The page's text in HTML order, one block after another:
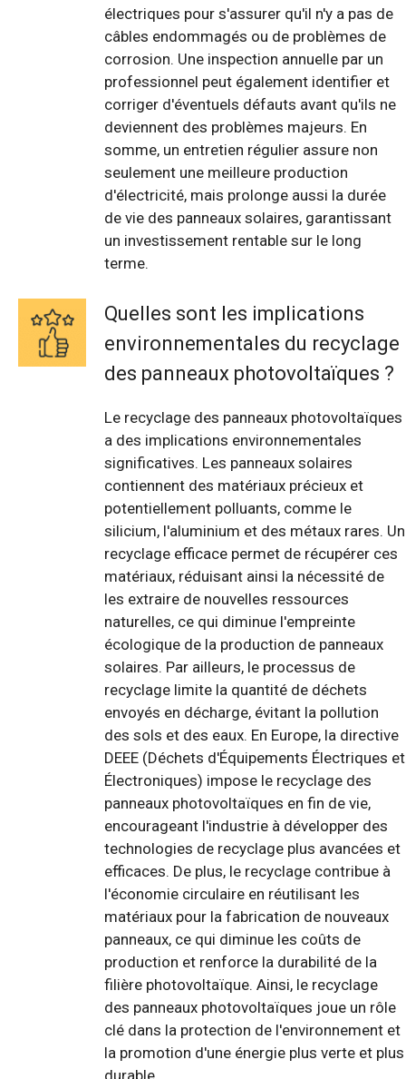
électriques pour s'assurer qu'il n'y a pas de
câbles endommagés ou de problèmes de
corrosion. Une inspection annuelle par un
professionnel peut également identifier et
corriger d'éventuels défauts avant qu'ils ne
deviennent des problèmes majeurs. En
somme, un entretien régulier assure non
seulement une meilleure production
d'électricité, mais prolonge aussi la durée
de vie des panneaux solaires, garantissant
un investissement rentable sur le long
terme.
Quelles sont les implications
environnementales du recyclage
des panneaux photovoltaïques ?
Le recyclage des panneaux photovoltaïques
a des implications environnementales
significatives. Les panneaux solaires
contiennent des matériaux précieux et
potentiellement polluants, comme le
silicium, l'aluminium et des métaux rares. Un
recyclage efficace permet de récupérer ces
matériaux, réduisant ainsi la nécessité de
les extraire de nouvelles ressources
naturelles, ce qui diminue l'empreinte
écologique de la production de panneaux
solaires. Par ailleurs, le processus de
recyclage limite la quantité de déchets
envoyés en décharge, évitant la pollution
des sols et des eaux. En Europe, la directive
DEEE (Déchets d'Équipements Électriques et
Électroniques) impose le recyclage des
panneaux photovoltaïques en fin de vie,
encourageant l'industrie à développer des
technologies de recyclage plus avancées et
efficaces. De plus, le recyclage contribue à
l'économie circulaire en réutilisant les
matériaux pour la fabrication de nouveaux
panneaux, ce qui diminue les coûts de
production et renforce la durabilité de la
filière photovoltaïque. Ainsi, le recyclage
des panneaux photovoltaïques joue un rôle
clé dans la protection de l'environnement et
la promotion d'une énergie plus verte et plus
durable.